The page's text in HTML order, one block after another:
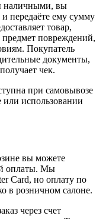
наличными, вы
и передаёте ему сумму
товар,
повреждений,
Покупатель
документы,
чек.
при самовывозе
или использовании
вы можете
оплаты. Мы
Card, но оплату по
в розничном салоне.
через счет